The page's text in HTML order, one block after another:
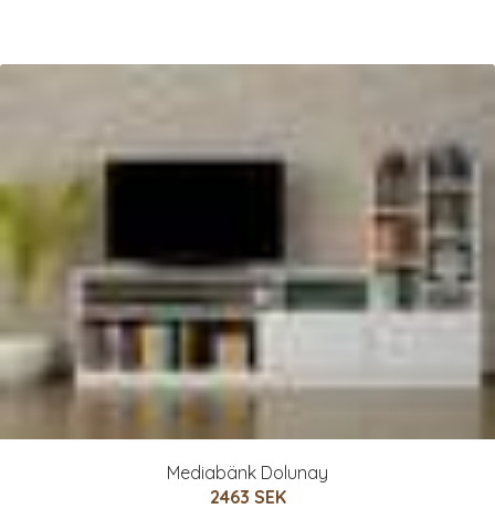
Mediabänk Dolunay
2463 SEK